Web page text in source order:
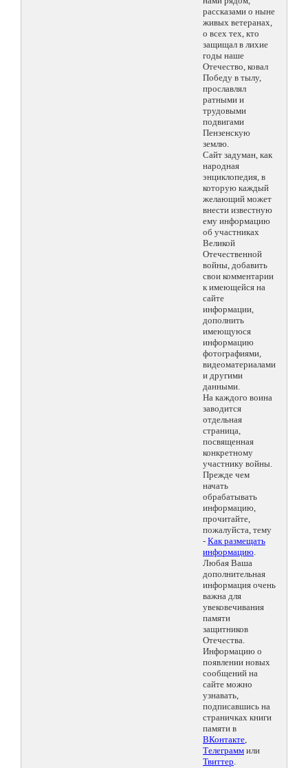
рассказами о ныне
живых ветеранах,
о всех тех, кто
защищал в лихие
годы наше
Отечество, ковал
Победу в тылу,
прославлял
ратными и
трудовыми
подвигами
Пензенскую
землю.
Сайт задуман, как
народная
энциклопедия, в
которую каждый
желающий может
внести известную
ему информацию
об участниках
Великой
Отечественной
войны, добавить
свои комментарии
к имеющейся на
сайте
информации,
дополнить
имеющуюся
информацию
фотографиями,
видеоматериалами
и другими
данными.
На каждого воина
заводится
отдельная
страница,
посвященная
конкретному
участнику войны.
Прежде чем
начать
обрабатывать
информацию,
прочитайте,
пожалуйста, тему
- Как размещать
информацию.
Любая Ваша
дополнительная
информация очень
важна для
увековечивания
памяти
защитников
Отечества.
Информацию о
появлении новых
сообщений на
сайте можно
узнавать,
подписавшись на
страничках книги
памяти в
ВКонтакте,
Телеграмм или
Твиттер.